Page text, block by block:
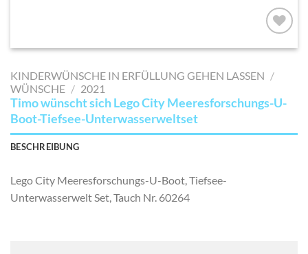
AUF MEINE
SETZEN
KINDERWÜNSCHE IN ERFÜLLUNG GEHEN LASSEN /
WÜNSCHE / 2021
Timo wünscht sich Lego City Meeresforschungs-U-
Boot-Tiefsee-Unterwasserweltset
BESCHREIBUNG
Lego City Meeresforschungs-U-Boot, Tiefsee-
Unterwasserwelt Set, Tauch Nr. 60264